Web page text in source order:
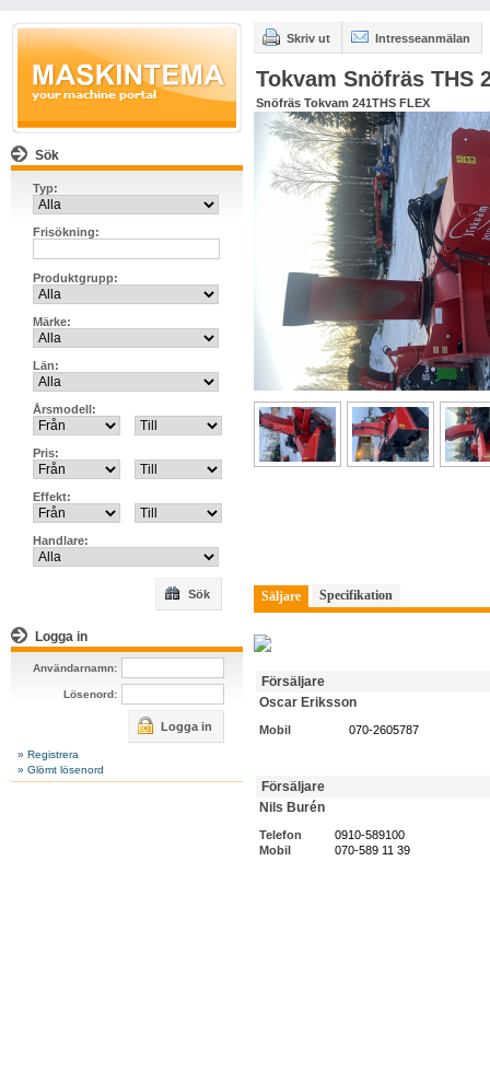
Sök
Typ:
Frisökning:
Produktgrupp:
Märke:
Län:
Årsmodell:
Pris:
Effekt:
Handlare:
Sök
Logga in
Användarnamn:
Lösenord:
Logga in
» Registrera
» Glömt lösenord
Skriv ut Intresseanmälan
Tokvam Snöfräs THS
Snöfräs Tokvam 241THS FLEX
Säljare Specifikation
Försäljare
Oscar Eriksson
Mobil 070-2605787
Försäljare
Nils Burén
Telefon
0910-589100
Mobil
070-589 11 39